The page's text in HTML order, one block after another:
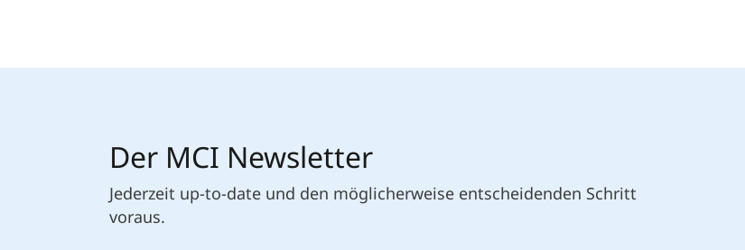
Der MCI Newsletter
Jederzeit up-to-date und den möglicherweise entscheidenden Schritt
voraus.